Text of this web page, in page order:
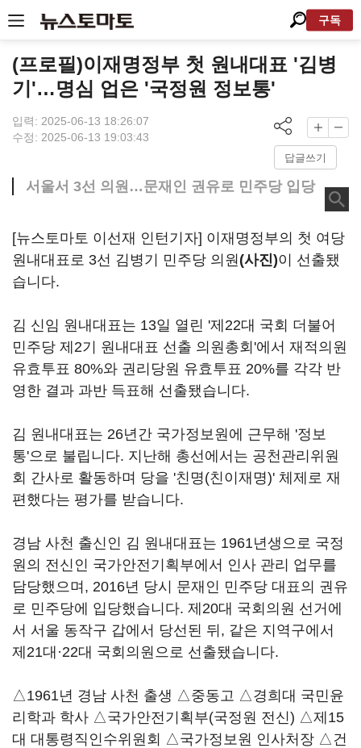
구독
(프로필)이재명정부 첫 원내대표 '김병
기'…명심 업은 '국정원 정보통'
입력: 2025-06-13 18:26:07
수정: 2025-06-13 19:03:43
답글쓰기
서울서 3선 의원…문재인 권유로 민주당 입당
[뉴스토마토 이선재 인턴기자] 이재명정부의 첫 여당
원내대표로 3선 김병기 민주당 의원 (사진)이 선출됐
습니다.
김 신임 원내대표는 13일 열린 '제22대 국회 더불어
민주당 제2기 원내대표 선출 의원총회'에서 재적의원
유효투표 80%와 권리당원 유효투표 20%를 각각 반
영한 결과 과반 득표해 선출됐습니다.
김 원내대표는 26년간 국가정보원에 근무해 '정보
통'으로 불립니다. 지난해 총선에서는 공천관리위원
회 간사로 활동하며 당을 '친명(친이재명)' 체제로 재
편했다는 평가를 받습니다.
경남 사천 출신인 김 원내대표는 1961년생으로 국정
원의 전신인 국가안전기획부에서 인사 관리 업무를
담당했으며, 2016년 당시 문재인 민주당 대표의 권유
로 민주당에 입당했습니다. 제20대 국회의원 선거에
서 서울 동작구 갑에서 당선된 뒤, 같은 지역구에서
제21대·22대 국회의원으로 선출됐습니다.
△1961년 경남 사천 출생 △중동고 △경희대 국민윤
리학과 학사 △국가안전기획부(국정원 전신) △제15
대 대통령직인수위원회 △국가정보원 인사처장 △건